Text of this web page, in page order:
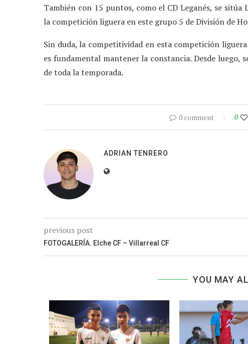
También con 15 puntos, como el CD Leganés, se
la competición liguera en este grupo 5 de División de
Sin duda, la competitividad en esta competición
es fundamental mantener la constancia. Desde luego,
de toda la temporada.
0 comment 0
ADRIAN TENRERO
previous post
FOTOGALERÍA. Elche CF – Villarreal CF
YOU MAY